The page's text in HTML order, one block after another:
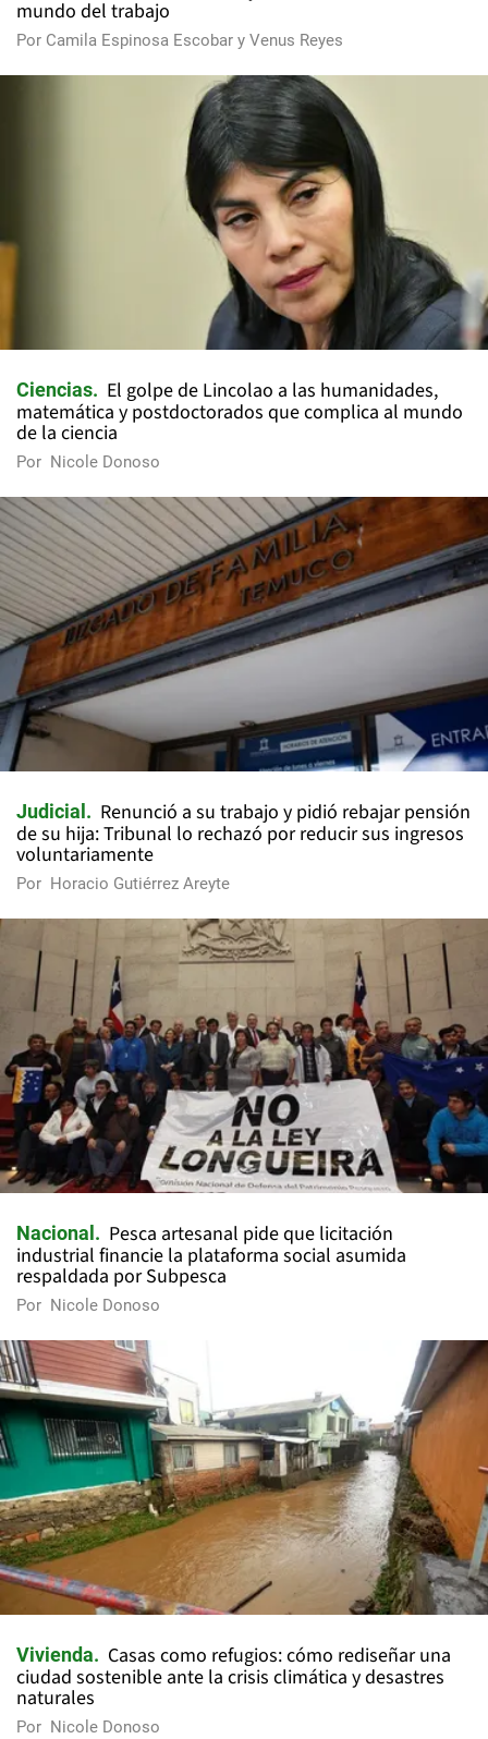
mundo del trabajo
Por Camila Espinosa Escobar y Venus Reyes
Ciencias
El golpe de Lincolao a las humanidades,
matemática y postdoctorados que complica al mundo
de la ciencia
Por Nicole Donoso
Judicial
Renunció a su trabajo y pidió rebajar pensión
de su hija: Tribunal lo rechazó por reducir sus ingresos
voluntariamente
Por Horacio Gutiérrez Areyte
Nacional
Pesca artesanal pide que licitación
industrial financie la plataforma social asumida
respaldada por Subpesca
Por Nicole Donoso
Vivienda
Casas como refugios: cómo rediseñar una
ciudad sostenible ante la crisis climática y desastres
naturales
Por Nicole Donoso